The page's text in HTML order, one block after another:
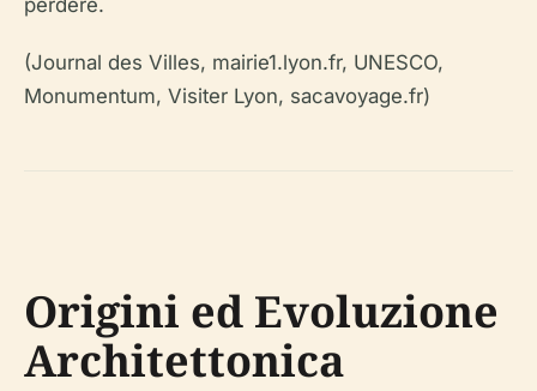
perdere.
(Journal des Villes, mairie1.lyon.fr, UNESCO,
Monumentum, Visiter Lyon, sacavoyage.fr)
Origini ed Evoluzione
Architettonica